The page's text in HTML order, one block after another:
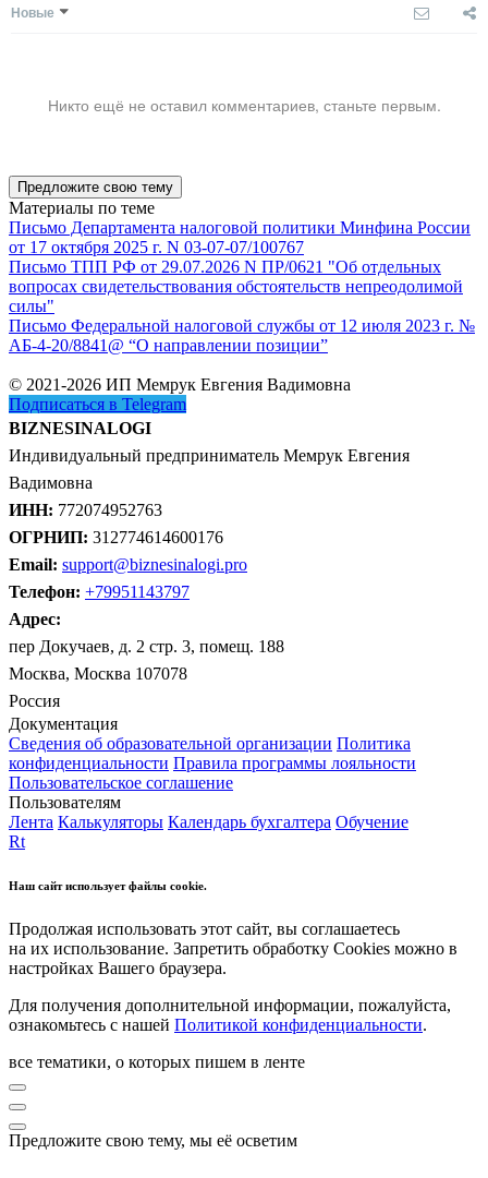
Новые
Никто ещё не оставил комментариев, станьте первым.
Предложите свою тему
Материалы по теме
Письмо Департамента налоговой политики Минфина России
от 17 октября 2025 г. N 03-07-07/100767
Письмо ТПП РФ от 29.07.2026 N ПР/0621 "Об отдельных
вопросах свидетельствования обстоятельств непреодолимой
силы"
Письмо Федеральной налоговой службы от 12 июля 2023 г. №
АБ-4-20/8841@ “О направлении позиции”
© 2021-2026 ИП Мемрук Евгения Вадимовна
Подписаться в Telegram
BIZNESINALOGI
Индивидуальный предприниматель Мемрук Евгения
Вадимовна
ИНН: 772074952763
ОГРНИП: 312774614600176
Email: support@biznesinalogi.pro
Телефон: +79951143797
Адрес:
пер Докучаев, д. 2 стр. 3, помещ. 188
Москва, Москва 107078
Россия
Документация
Сведения об образовательной организации Политика
конфиденциальности Правила программы лояльности
Пользовательское соглашение
Пользователям
Лента Калькуляторы Календарь бухгалтера Обучение
Rt
Наш сайт использует файлы cookie.
Продолжая использовать этот сайт, вы соглашаетесь
на их использование. Запретить обработку Cookies можно в
настройках Вашего браузера.
Для получения дополнительной информации, пожалуйста,
ознакомьтесь с нашей Политикой конфиденциальности.
все тематики, о которых пишем в ленте
Предложите свою тему, мы её осветим